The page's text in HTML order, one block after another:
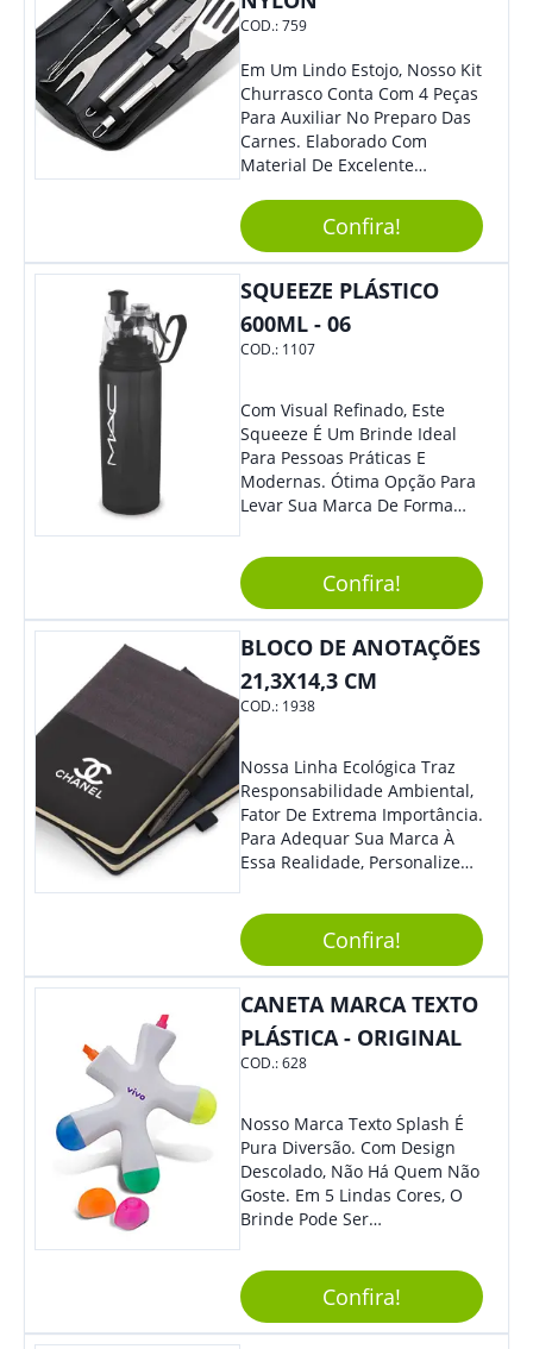
COD.:759
Em Um Lindo Estojo, Nosso Kit
Churrasco Conta Com 4 Peças
Para Auxiliar No Preparo Das
Carnes. Elaborado Com
Material De Excelente
Tradicional, Sem Dúvidas É O
Brinde Certo Para Todos Os
Públicos. Personalize-O Com
Sua Marca. Seus Clientes E
Colaboradores Com Certeza
Irão Adorar.
Confira!
SQUEEZE PLÁSTICO
600ML - 06
COD.: 1107
Com Visual Refinado, Este
Squeeze É Um Brinde Ideal
Para Pessoas Práticas E
Modernas. Ótima Opção Para
Levar Sua Marca De Forma
Sua Empresa Em Eventos,
Reuniões Corporativas Ou Até
Mesmo Para Presentear
Colaboradores E Parceiros De
Sua Empresa.
Confira!
BLOCO DE ANOTAÇÕES
21,3X14,3 CM
COD.: 1938
Nossa Linha Ecológica Traz
Responsabilidade Ambiental,
Fator De Extrema Importância.
Para Adequar Sua Marca À
Essa Realidade, Personalize
Anotações Com Post-It E
Caneta. Elaborado A Partir De
Material Reciclado, O Brinde
Também É Prático, Tornando-
Se Assim Excelente Para Uso
Cotidiano. Perfeito, Não É?!
Confira!
CANETA MARCA TEXTO
PLÁSTICA - ORIGINAL
COD.:628
Nosso Marca Texto Splash É
Pura Diversão. Com Design
Descolado, Não Há Quem Não
Goste. Em 5 Lindas Cores, O
Brinde Pode Ser
Marca, Demais, Não É? Não
Perca Essa Chance E Ofereça
A Seus Clientes E
Colaboradores.
Confira!